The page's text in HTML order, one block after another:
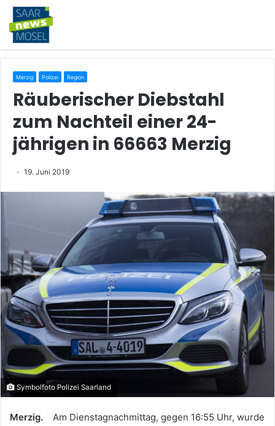
Merzig Polizei Region
Räuberischer Diebstahl
zum Nachteil einer 24-
jährigen in 66663 Merzig
19. Juni 2019
Symbolfoto Polizei Saarland
Merzig. Am Dienstagnachmittag, gegen 16:55 Uhr, wurde